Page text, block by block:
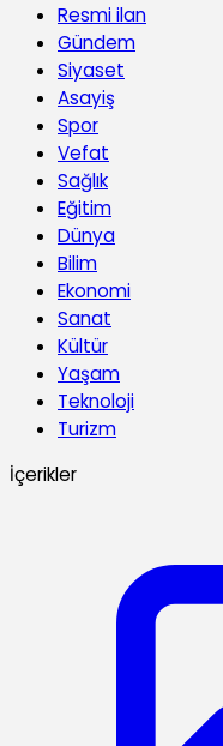
Resmi ilan
Gündem
Siyaset
Asayiş
Spor
Vefat
Sağlık
Eğitim
Dünya
Bilim
Ekonomi
Sanat
Kültür
Yaşam
Teknoloji
Turizm
İçerikler